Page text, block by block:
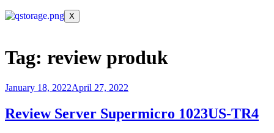
X
Tag: review produk
January 18, 2022April 27, 2022
Review Server Supermicro 1023US-TR4